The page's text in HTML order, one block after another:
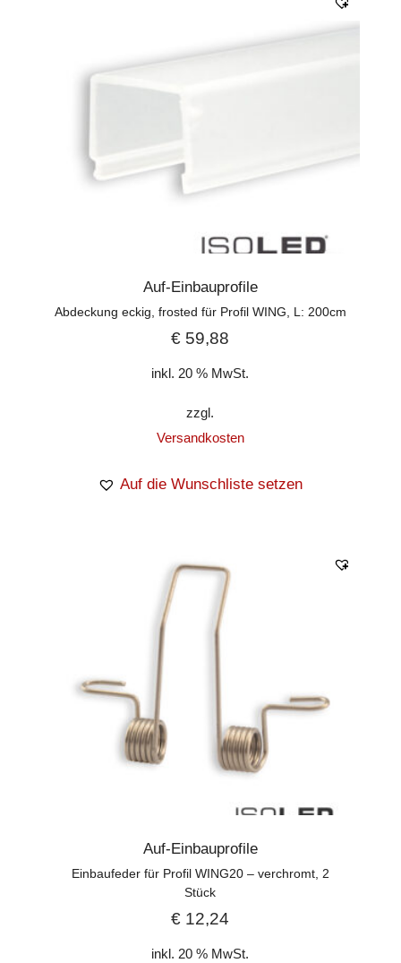
Auf-Einbauprofile
Abdeckung eckig, frosted für Profil WING, L: 200cm
€ 59,88
inkl. 20 % MwSt.
zzgl.
Versandkosten
Auf die Wunschliste setzen
Auf-Einbauprofile
Einbaufeder für Profil WING20 – verchromt, 2
Stück
€ 12,24
inkl. 20 % MwSt.